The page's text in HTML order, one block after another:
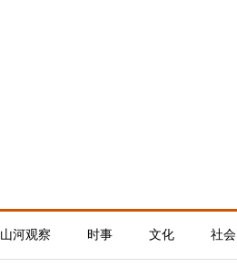
山河观察 时事 文化 社会